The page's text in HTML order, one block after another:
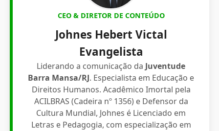
CEO & DIRETOR DE CONTEÚDO
Johnes Hebert Victal
Evangelista
Liderando a comunicação da Juventude
Barra Mansa/RJ. Especialista em Educação e
Direitos Humanos. Acadêmico Imortal pela
ACILBRAS (Cadeira nº 1356) e Defensor da
Cultura Mundial, Johnes é Licenciado em
Letras e Pedagogia, com especialização em